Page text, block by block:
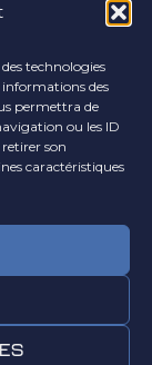
technologies
informations des
permettra de
ou les ID
son
caractéristiques